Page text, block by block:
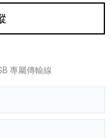
專屬傳輸線